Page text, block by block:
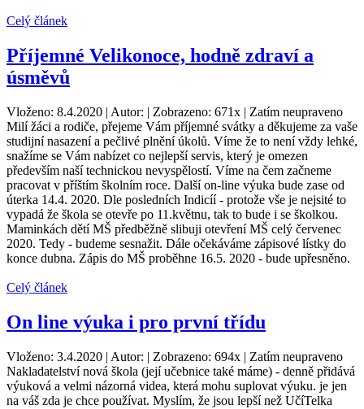
Celý článek
Příjemné Velikonoce, hodně zdraví a
úsměvů
Vloženo: 8.4.2020 | Autor: | Zobrazeno: 671x | Zatím neupraveno
Milí žáci a rodiče, přejeme Vám příjemné svátky a děkujeme za vaše
studijní nasazení a pečlivé plnění úkolů. Víme že to není vždy lehké,
snažíme se Vám nabízet co nejlepší servis, který je omezen
především naší technickou nevyspělostí. Víme na čem začneme
pracovat v příštím školním roce. Další on-line výuka bude zase od
úterka 14.4. 2020. Dle posledních Indicíí - protože vše je nejsité to
vypadá že škola se otevře po 11.květnu, tak to bude i se školkou.
Maminkách dětí MŠ předběžně slibuji otevření MŠ celý červenec
2020. Tedy - budeme sesnažit. Dále očekáváme zápisové lístky do
konce dubna. Zápis do MŠ proběhne 16.5. 2020 - bude upřesněno.
Celý článek
On line výuka i pro první třídu
Vloženo: 3.4.2020 | Autor: | Zobrazeno: 694x | Zatím neupraveno
Nakladatelství nová škola (její učebnice také máme) - denně přidává
výuková a velmi názorná videa, která mohu suplovat výuku. je jen
na váš zda je chce používat. Myslím, že jsou lepší než UčíTelka